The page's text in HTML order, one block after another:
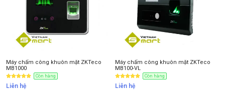
Máy chấm công khuôn mặt ZKTeco
MB1000
Còn hàng
Liên hệ
Máy chấm công khuôn mặt ZKTeco
MB100-VL
Còn hàng
Liên hệ